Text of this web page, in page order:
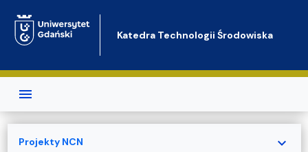
Katedra Technologii Środowiska
Projekty NCN expand_more